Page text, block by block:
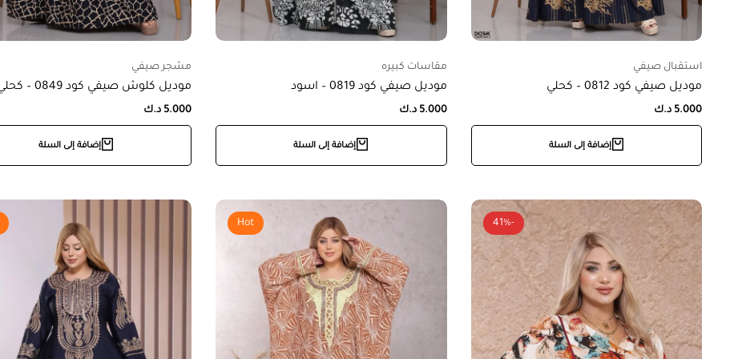
استقبال صيفي
موديل صيفي كود 0812 – كحلي
5.000 د.ك
إضافة إلى السلة
مقاسات كبيره
موديل صيفي كود 0819 – اسود
5.000 د.ك
إضافة إلى السلة
مشجر صيفي
موديل كلوش صيفي كود 0849 – كحلي
5.000 د.ك
إضافة إلى السلة
-41%
Hot